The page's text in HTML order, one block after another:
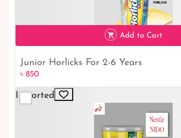
৳ 950
Add to Cart
Junior Horlicks For 2-6 Years
৳ 850
Imported